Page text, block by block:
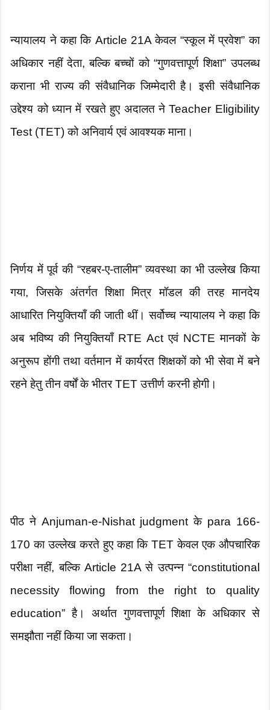
न्यायालय ने कहा कि Article 21A केवल “स्कूल में प्रवेश” का
अधिकार नहीं देता, बल्कि बच्चों को “गुणवत्तापूर्ण शिक्षा” उपलब्ध
कराना भी राज्य की संवैधानिक जिम्मेदारी है। इसी संवैधानिक
उद्देश्य को ध्यान में रखते हुए अदालत ने Teacher Eligibility
Test (TET) को अनिवार्य एवं आवश्यक माना।
निर्णय में पूर्व की “रहबर-ए-तालीम” व्यवस्था का भी उल्लेख किया
गया, जिसके अंतर्गत शिक्षा मित्र मॉडल की तरह मानदेय
आधारित नियुक्तियाँ की जाती थीं। सर्वोच्च न्यायालय ने कहा कि
अब भविष्य की नियुक्तियाँ RTE Act एवं NCTE मानकों के
अनुरूप होंगी तथा वर्तमान में कार्यरत शिक्षकों को भी सेवा में बने
रहने हेतु तीन वर्षों के भीतर TET उत्तीर्ण करनी होगी।
पीठ ने Anjuman-e-Nishat judgment के para 166-
170 का उल्लेख करते हुए कहा कि TET केवल एक औपचारिक
परीक्षा नहीं, बल्कि Article 21A से उत्पन्न “constitutional
necessity flowing from the right to quality
education” है। अर्थात गुणवत्तापूर्ण शिक्षा के अधिकार से
समझौता नहीं किया जा सकता।